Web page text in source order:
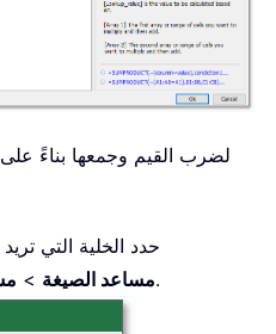
لضرب القيم وجمعها بناءً على
مساعد الصيغة > .